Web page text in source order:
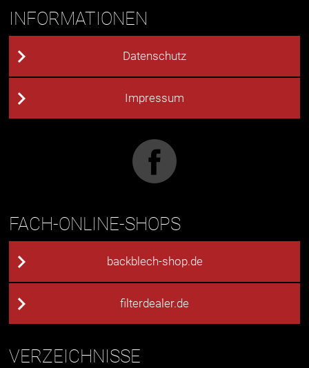
INFORMATIONEN
Datenschutz
Impressum
FACH-ONLINE-SHOPS
backblech-shop.de
filterdealer.de
VERZEICHNISSE